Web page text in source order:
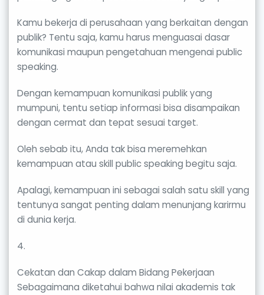
Kamu bekerja di perusahaan yang berkaitan dengan
publik? Tentu saja, kamu harus menguasai dasar
komunikasi maupun pengetahuan mengenai public
speaking.
Dengan kemampuan komunikasi publik yang
mumpuni, tentu setiap informasi bisa disampaikan
dengan cermat dan tepat sesuai target.
Oleh sebab itu, Anda tak bisa meremehkan
kemampuan atau skill public speaking begitu saja.
Apalagi, kemampuan ini sebagai salah satu skill yang
tentunya sangat penting dalam menunjang karirmu
di dunia kerja.
4.
Cekatan dan Cakap dalam Bidang Pekerjaan
Sebagaimana diketahui bahwa nilai akademis tak